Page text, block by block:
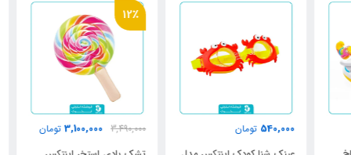
540,000 تومان
12٪
3,490,000
3,100,000 تومان